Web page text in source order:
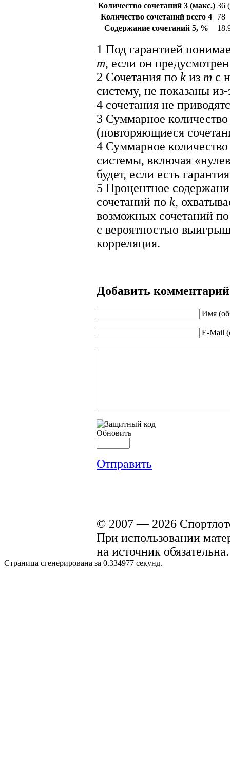
Количество сочетаний 3 (макс.) 36
Количество сочетаний всего4
78
Содержание сочетаний5, %
1 Под гарантией
m, если он
2 Сочетания по k из m с
систему, не показаны
4 сочетания не
3 Суммарное
(повторяющиеся
4 Суммарное
системы, включая
будет, если есть
5 Процентное
сочетаний по k,
возможных сочетаний
с вероятностью
корреляция.
Добавить комментарий
Имя
E-Mail
Обновить
Отправить
© 2007 — 2026
При использовании
на источник обязательна.
Страница сгенерирована за 0.334977 секунд.